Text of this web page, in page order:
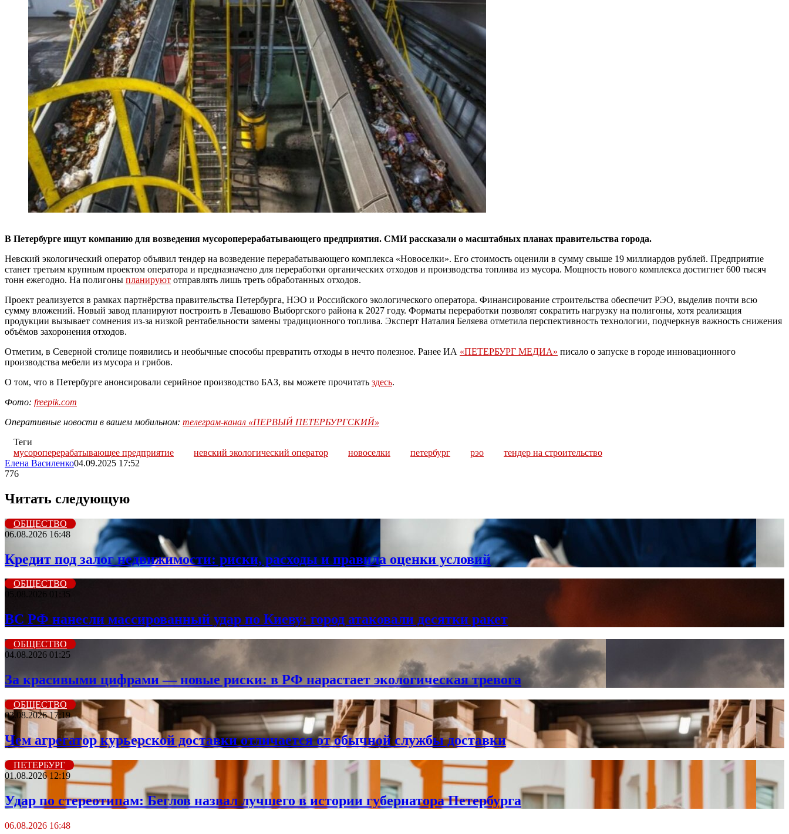
В Петербурге ищут компанию для возведения мусороперерабатывающего предприятия. СМИ рассказали о масштабных планах правительства города.
Невский экологический оператор объявил тендер на возведение перерабатывающего комплекса «Новоселки». Его стоимость оценили в сумму свыше 19 миллиардов рублей. Предприятие
станет третьим крупным проектом оператора и предназначено для переработки органических отходов и производства топлива из мусора. Мощность нового комплекса достигнет 600 тысяч
тонн ежегодно. На полигоны планируют отправлять лишь треть обработанных отходов.
Проект реализуется в рамках партнёрства правительства Петербурга, НЭО и Российского экологического оператора. Финансирование строительства обеспечит РЭО, выделив почти всю
сумму вложений. Новый завод планируют построить в Левашово Выборгского района к 2027 году. Форматы переработки позволят сократить нагрузку на полигоны, хотя реализация
продукции вызывает сомнения из-за низкой рентабельности замены традиционного топлива. Эксперт Наталия Беляева отметила перспективность технологии, подчеркнув важность снижения
объёмов захоронения отходов.
Отметим, в Северной столице появились и необычные способы превратить отходы в нечто полезное. Ранее ИА «ПЕТЕРБУРГ МЕДИА» писало о запуске в городе инновационного
производства мебели из мусора и грибов.
О том, что в Петербурге анонсировали серийное производство БАЗ, вы можете прочитать здесь.
Фото: freepik.com
Оперативные новости в вашем мобильном: телеграм-канал «ПЕРВЫЙ ПЕТЕРБУРГСКИЙ»
Теги
мусороперерабатывающее предприятие
невский экологический оператор новоселки петербург рэо
тендер на строительство
Елена Василенко04.09.2025 17:52
776
Читать следующую
ОБЩЕСТВО
06.08.2026 16:48
Кредит под залог недвижимости: риски, расходы и правила оценки условий
ОБЩЕСТВО
05.08.2026 01:35
ВС РФ нанесли массированный удар по Киеву: город атаковали десятки ракет
ОБЩЕСТВО
04.08.2026 01:25
За красивыми цифрами — новые риски: в РФ нарастает экологическая тревога
ОБЩЕСТВО
03.08.2026 17:19
Чем агрегатор курьерской доставки отличается от обычной службы доставки
ПЕТЕРБУРГ
01.08.2026 12:19
Удар по стереотипам: Беглов назвал лучшего в истории губернатора Петербурга
06.08.2026 16:48